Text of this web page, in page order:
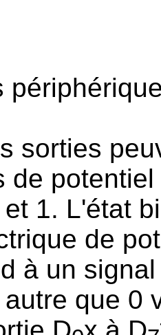
sorties
de
1. L'état
de
à un
que 0